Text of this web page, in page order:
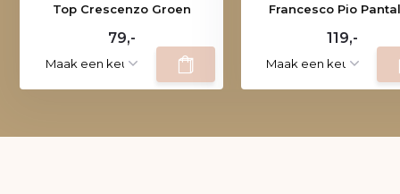
Top Crescenzo Groen
79,-
Francesco Pio
119,-